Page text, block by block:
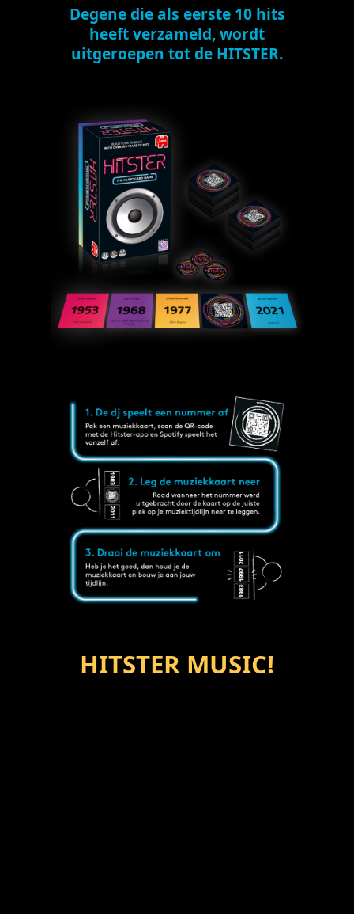
Degene die als eerste 10 hits
heeft verzameld, wordt
uitgeroepen tot de HITSTER.
HITSTER MUSIC!